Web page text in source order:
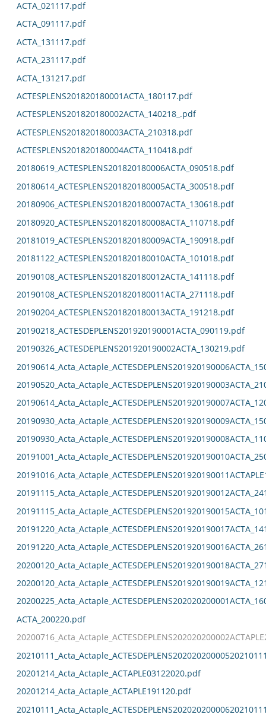
ACTA_021117.pdf
ACTA_091117.pdf
ACTA_131117.pdf
ACTA_231117.pdf
ACTA_131217.pdf
ACTESPLENS201820180001ACTA_180117.pdf
ACTESPLENS201820180002ACTA_140218_.pdf
ACTESPLENS201820180003ACTA_210318.pdf
ACTESPLENS201820180004ACTA_110418.pdf
20180619_ACTESPLENS201820180006ACTA_090518.pdf
20180614_ACTESPLENS201820180005ACTA_300518.pdf
20180906_ACTESPLENS201820180007ACTA_130618.pdf
20180920_ACTESPLENS201820180008ACTA_110718.pdf
20181019_ACTESPLENS201820180009ACTA_190918.pdf
20181122_ACTESPLENS201820180010ACTA_101018.pdf
20190108_ACTESPLENS201820180012ACTA_141118.pdf
20190108_ACTESPLENS201820180011ACTA_271118.pdf
20190204_ACTESPLENS201820180013ACTA_191218.pdf
20190218_ACTESDEPLENS201920190001ACTA_090119.pdf
20190326_ACTESDEPLENS201920190002ACTA_130219.pdf
ACTA_200220.pdf
20201214_Acta_Actaple_ACTAPLE03122020.pdf
20201214_Acta_Actaple_ACTAPLE191120.pdf